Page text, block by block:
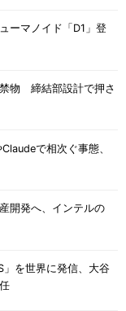
ーマノイド「D1」登
禁物 締結部設計で押さ
で相次ぐ事態、
開発へ、インテルの
」を世界に発信、大谷